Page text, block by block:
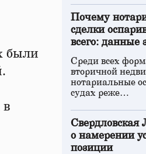
были
в
Почему
сделки
всего: данные
Среди всех
вторичной
нотариальные
судах реже…
о намерении
позиции